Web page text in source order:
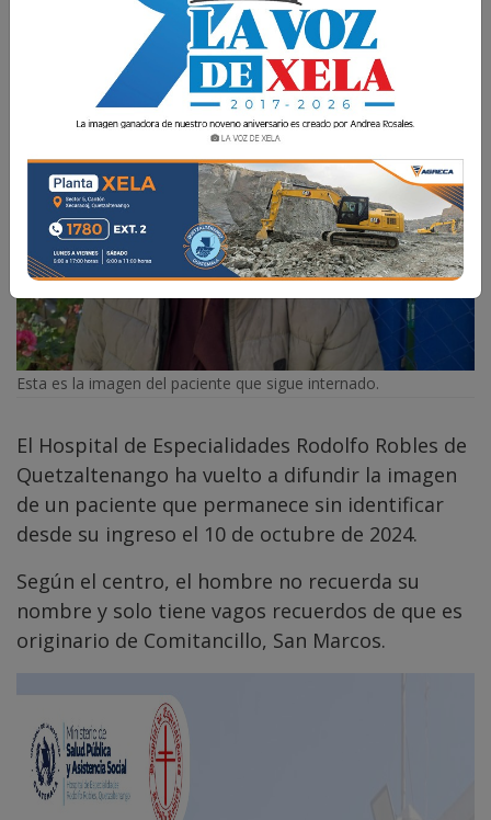
Esta es la imagen del paciente que sigue internado.
El Hospital de Especialidades Rodolfo Robles de
Quetzaltenango ha vuelto a difundir la imagen
de un paciente que permanece sin identificar
desde su ingreso el 10 de octubre de 2024.
Según el centro, el hombre no recuerda su
nombre y solo tiene vagos recuerdos de que es
originario de Comitancillo, San Marcos.